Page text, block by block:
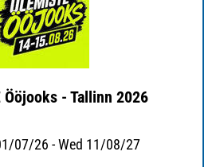
Ööjooks - Tallinn 2026
07/26 - Wed 11/08/27